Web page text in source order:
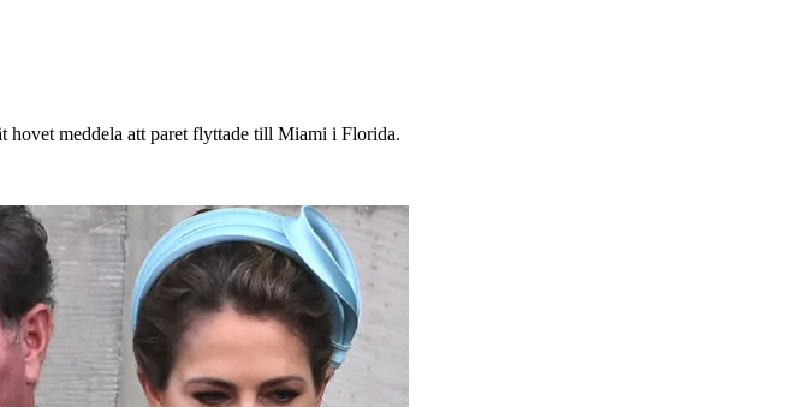
hovet meddela att paret flyttade till Miami i Florida.